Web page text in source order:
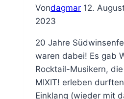
Vondagmar 12.
2023
20 Jahre
waren dabei! Es gab
Rocktail-Musikern,
MIXIT! erleben
Einklang (wieder mit